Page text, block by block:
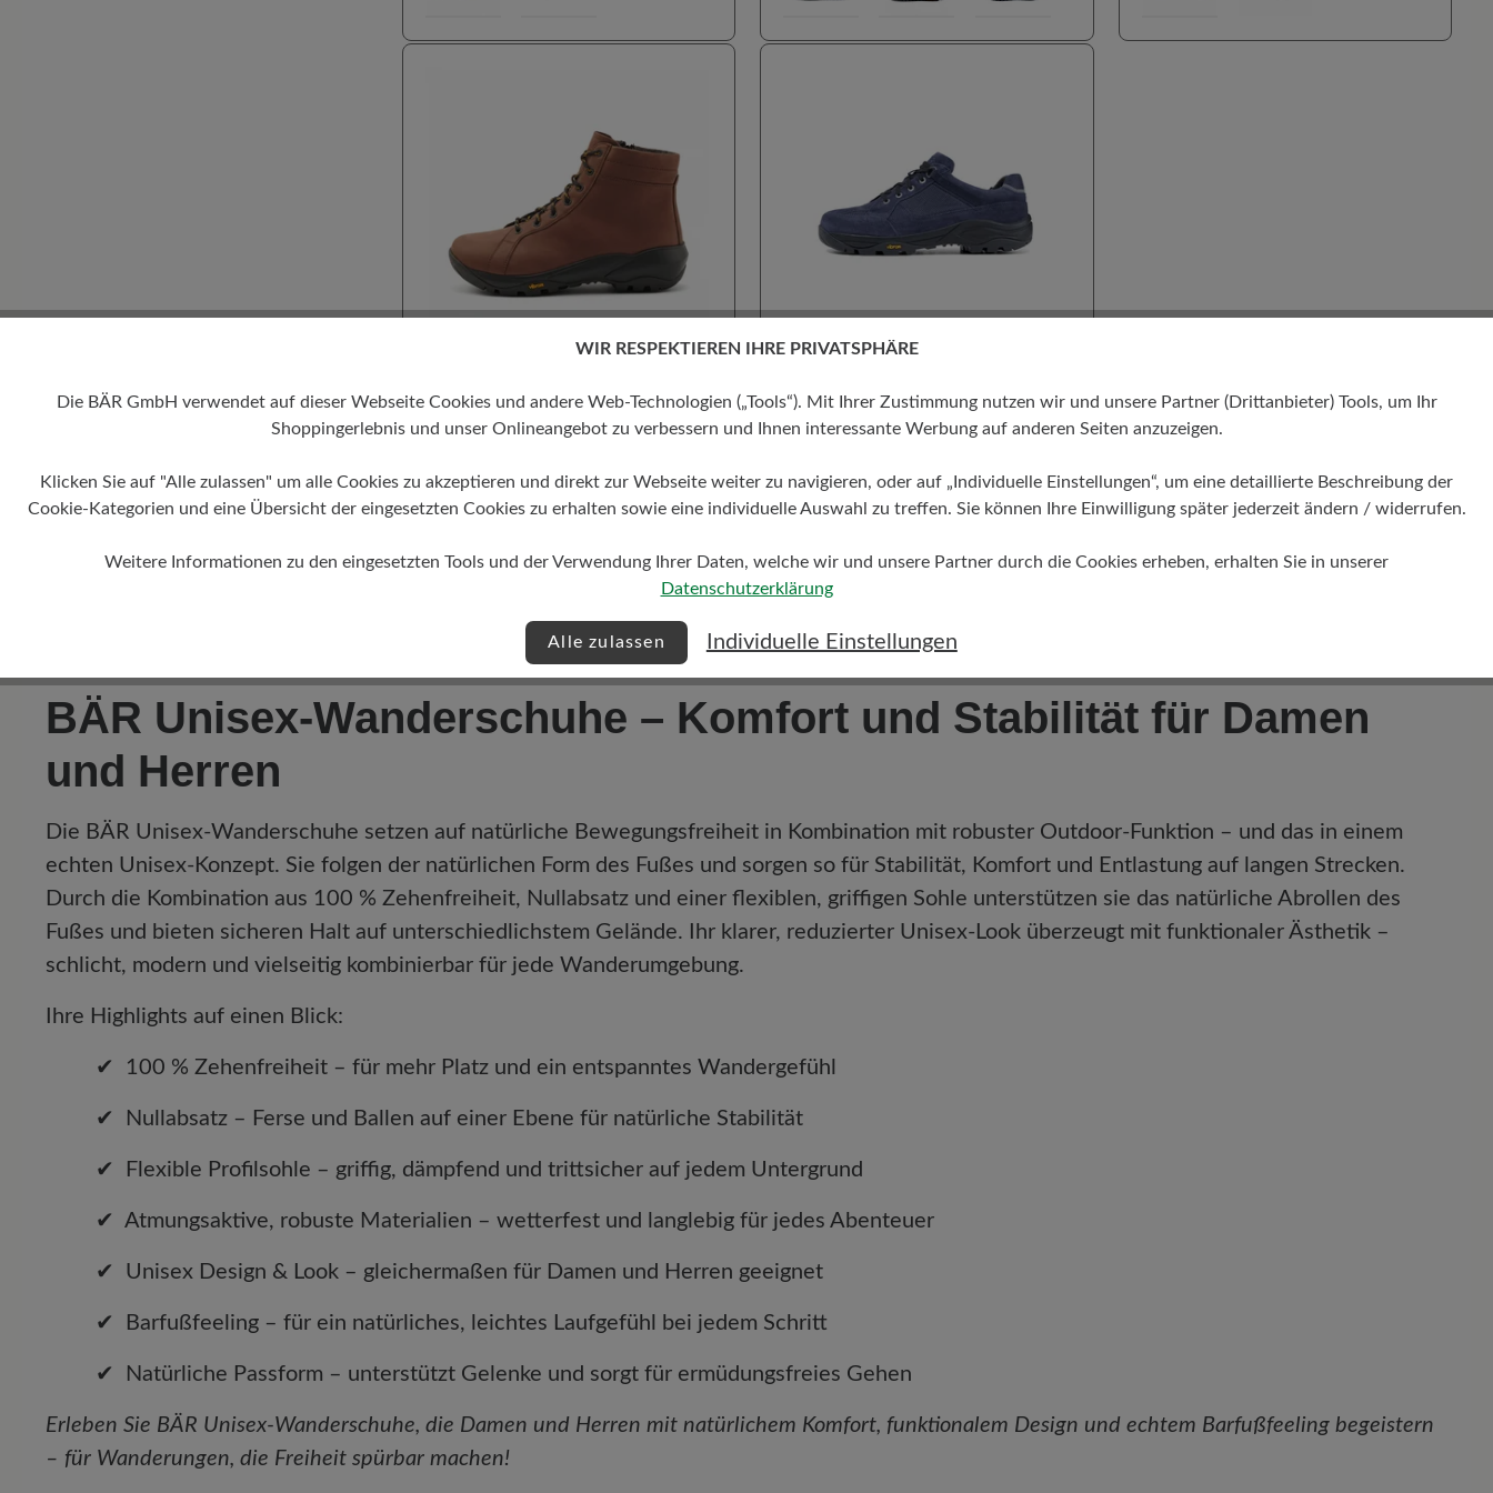
Für Einlagen geeignet
Hallux valgus geeignet
Durchschnittliche Bewertung von 4.4 von 5 Sternen
FELDBERG
299,00 €
Für Einlagen geeignet
Hallux valgus geeignet
Stil - Sportlich
Durchschnittliche Bewertung von 4.4 von 5 Sternen
TRANSEUROPA 2.0
259,00 €
405
BÄR Unisex-Wanderschuhe – Komfort und Stabilität für Damen
und Herren
Die BÄR Unisex-Wanderschuhe setzen auf natürliche Bewegungsfreiheit in Kombination mit robuster Outdoor-Funktion – und das in einem
echten Unisex-Konzept. Sie folgen der natürlichen Form des Fußes und sorgen so für Stabilität, Komfort und Entlastung auf langen Strecken.
Durch die Kombination aus 100 % Zehenfreiheit, Nullabsatz und einer flexiblen, griffigen Sohle unterstützen sie das natürliche Abrollen des
Fußes und bieten sicheren Halt auf unterschiedlichstem Gelände. Ihr klarer, reduzierter Unisex-Look überzeugt mit funktionaler Ästhetik –
schlicht, modern und vielseitig kombinierbar für jede Wanderumgebung.
Ihre Highlights auf einen Blick:
✔ 100 % Zehenfreiheit – für mehr Platz und ein entspanntes Wandergefühl
✔ Nullabsatz – Ferse und Ballen auf einer Ebene für natürliche Stabilität
✔ Flexible Profilsohle – griffig, dämpfend und trittsicher auf jedem Untergrund
✔ Atmungsaktive, robuste Materialien – wetterfest und langlebig für jedes Abenteuer
✔ Unisex Design & Look – gleichermaßen für Damen und Herren geeignet
✔ Barfußfeeling – für ein natürliches, leichtes Laufgefühl bei jedem Schritt
✔ Natürliche Passform – unterstützt Gelenke und sorgt für ermüdungsfreies Gehen
Erleben Sie BÄR Unisex-Wanderschuhe, die Damen und Herren mit natürlichem Komfort, funktionalem Design und echtem Barfußfeeling begeistern
– für Wanderungen, die Freiheit spürbar machen!
WIR RESPEKTIEREN IHRE PRIVATSPHÄRE
Die BÄR GmbH verwendet auf dieser Webseite Cookies und andere Web-Technologien („Tools“). Mit Ihrer Zustimmung nutzen wir und unsere Partner (Drittanbieter) Tools, um Ihr
Shoppingerlebnis und unser Onlineangebot zu verbessern und Ihnen interessante Werbung auf anderen Seiten anzuzeigen.
Klicken Sie auf "Alle zulassen" um alle Cookies zu akzeptieren und direkt zur Webseite weiter zu navigieren, oder auf „Individuelle Einstellungen“, um eine detaillierte Beschreibung der
Cookie-Kategorien und eine Übersicht der eingesetzten Cookies zu erhalten sowie eine individuelle Auswahl zu treffen. Sie können Ihre Einwilligung später jederzeit ändern / widerrufen.
Weitere Informationen zu den eingesetzten Tools und der Verwendung Ihrer Daten, welche wir und unsere Partner durch die Cookies erheben, erhalten Sie in unserer
Datenschutzerklärung
Alle zulassen Individuelle Einstellungen